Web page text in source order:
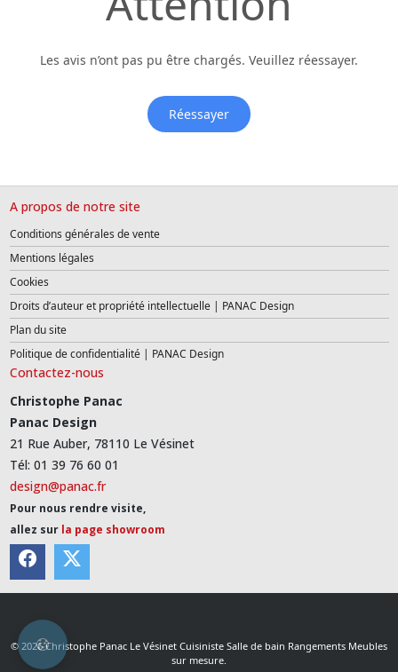
Les avis n’ont pas pu être chargés. Veuillez réessayer.
Réessayer
A propos de notre site
Conditions générales de vente
Mentions légales
Cookies
Droits d’auteur et propriété intellectuelle | PANAC Design
Plan du site
Politique de confidentialité | PANAC Design
Contactez-nous
Christophe Panac
Panac Design
21 Rue Auber, 78110 Le Vésinet
Tél: 01 39 76 60 01
design@panac.fr
Pour nous rendre visite,
allez sur la page showroom
© 2026 Christophe Panac Le Vésinet Cuisiniste Salle de bain Rangements Meubles
sur mesure.